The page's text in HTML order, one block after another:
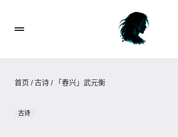
首页 /古诗 / 「春兴」武元衡
古诗